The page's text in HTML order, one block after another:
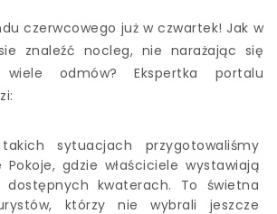
czerwcowego już w czwartek! Jak w
znaleźć nocleg, nie narażając się
odmów? Ekspertka portalu
sytuacjach przygotowaliśmy
Pokoje, gdzie właściciele wystawiają
kwaterach. To świetna
którzy nie wybrali jeszcze